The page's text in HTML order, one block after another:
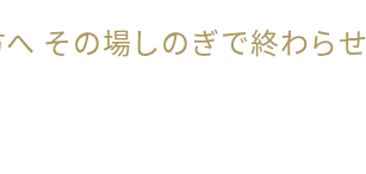
その場しのぎで終わらせ